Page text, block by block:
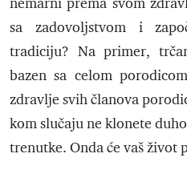
sa zadovoljstvom i
tradiciju? Na primer,
bazen sa celom
zdravlje svih članova
kom slučaju ne klonete
trenutke. Onda će vaš život